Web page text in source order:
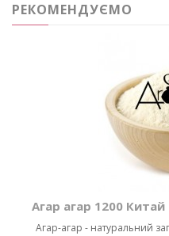
РЕКОМЕНДУЄМО
Агар агар 1200
Агар-агар - натуральний